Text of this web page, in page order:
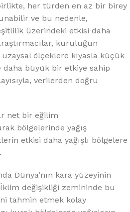
her türden en az bir birey
ve bu nedenle,
üzerindeki etkisi daha
kuruluğun
ölçeklere kıyasla küçük
büyük bir etkiye sahip
verilerden doğru
net bir eğilim
bölgelerinde yağış
etkisi daha yağışlı bölgelere
Dünya’nın kara yüzeyinin
İklim değişikliği zemininde bu
tahmin etmek kolay